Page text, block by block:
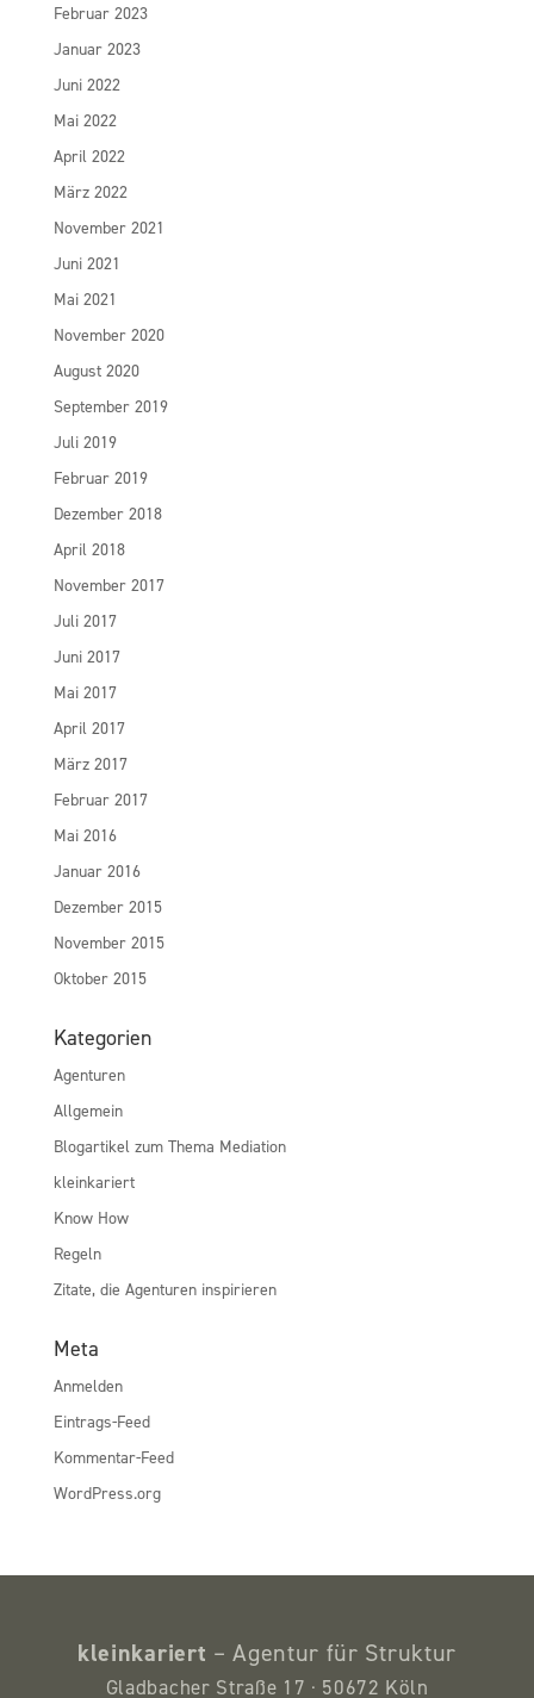
Februar 2023
Januar 2023
Juni 2022
Mai 2022
April 2022
März 2022
November 2021
Juni 2021
Mai 2021
November 2020
August 2020
September 2019
Juli 2019
Februar 2019
Dezember 2018
April 2018
November 2017
Juli 2017
Juni 2017
Mai 2017
April 2017
März 2017
Februar 2017
Mai 2016
Januar 2016
Dezember 2015
November 2015
Oktober 2015
Kategorien
Agenturen
Allgemein
Blogartikel zum Thema Mediation
kleinkariert
Know How
Regeln
Zitate, die Agenturen inspirieren
Meta
Anmelden
Eintrags-Feed
Kommentar-Feed
WordPress.org
kleinkariert – Agentur für Struktur
Gladbacher Straße 17 · 50672 Köln